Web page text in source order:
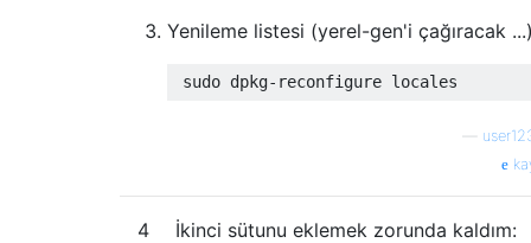
Yenileme listesi (yerel-gen'i çağıracak
4 İkinci sütunu eklemek zorunda kaldım: